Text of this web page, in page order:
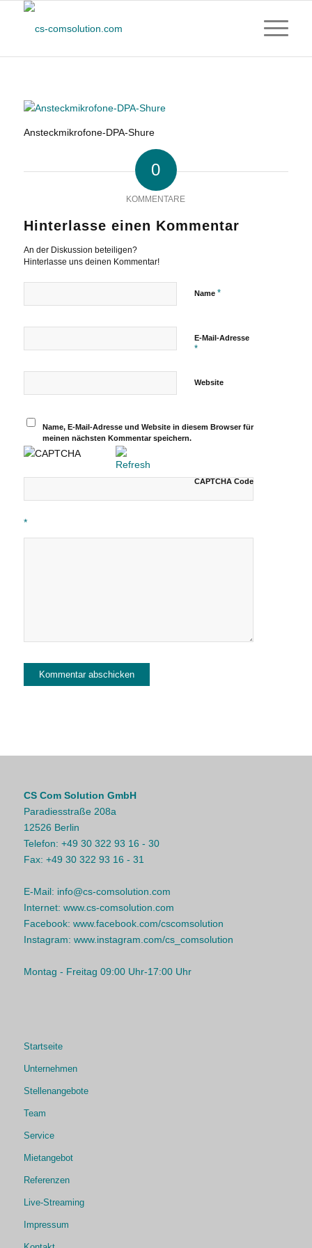
Ansteckmikrofone-DPA-Shure
0
KOMMENTARE
Hinterlasse einen Kommentar
An der Diskussion beteiligen?
Hinterlasse uns deinen Kommentar!
Name *
E-Mail-Adresse
*
Website
Name, E-Mail-Adresse und Website in diesem Browser für
meinen nächsten Kommentar speichern.
CAPTCHA Code
*
CS Com Solution GmbH
Paradiesstraße 208a
12526 Berlin
Telefon: +49 30 322 93 16 - 30
Fax: +49 30 322 93 16 - 31
E-Mail: info@cs-comsolution.com
Internet: www.cs-comsolution.com
Facebook: www.facebook.com/cscomsolution
Instagram: www.instagram.com/cs_comsolution
Montag - Freitag 09:00 Uhr-17:00 Uhr
Startseite
Unternehmen
Stellenangebote
Team
Service
Mietangebot
Referenzen
Live-Streaming
Impressum